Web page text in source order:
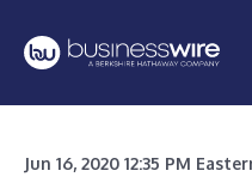
Jun 16, 2020 12:35 PM